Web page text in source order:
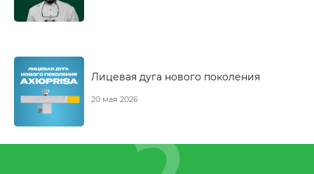
Лицевая дуга нового поколения
20 мая 2026